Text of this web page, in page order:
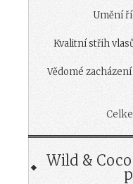
Umění
Kvalitní střih
Vědomé
Wild &